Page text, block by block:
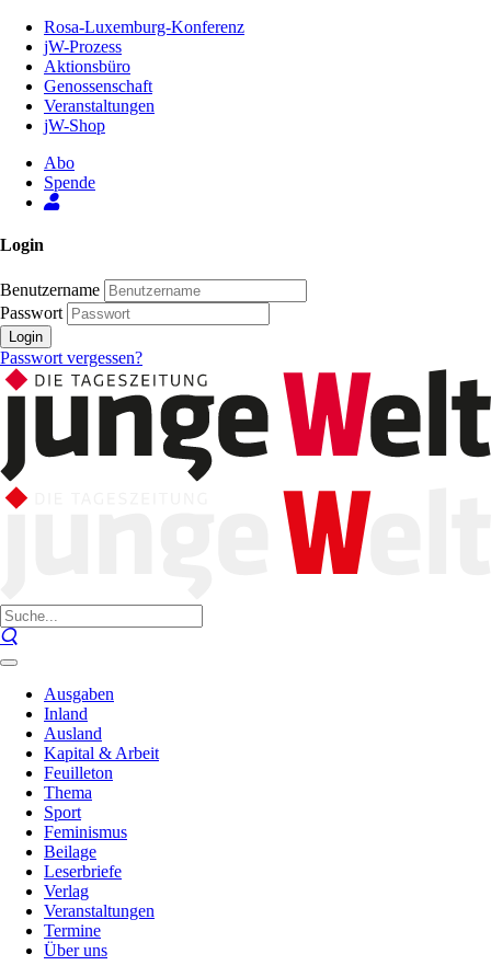
Inhalt
Seite
Rosa-Luxemburg-Konferenz
jW-Prozess
Aktionsbüro
Genossenschaft
Veranstaltungen
jW-Shop
Abo
Spende
Login
Benutzername
Passwort
Login
Passwort vergessen?
Ausgaben
Inland
Ausland
Kapital & Arbeit
Feuilleton
Thema
Sport
Feminismus
Beilage
Leserbriefe
Verlag
Veranstaltungen
Termine
Über uns